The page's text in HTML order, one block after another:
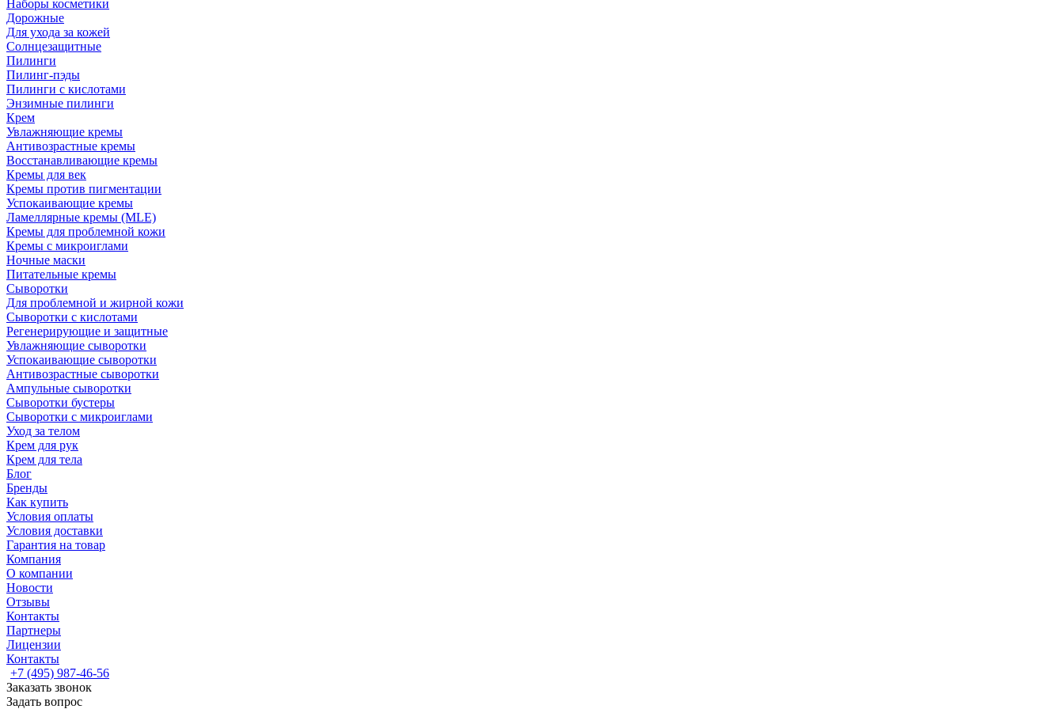
Наборы косметики
Дорожные
Для ухода за кожей
Солнцезащитные
Пилинги
Пилинг-пэды
Пилинги с кислотами
Энзимные пилинги
Крем
Увлажняющие кремы
Антивозрастные кремы
Восстанавливающие кремы
Кремы для век
Кремы против пигментации
Успокаивающие кремы
Ламеллярные кремы (MLE)
Кремы для проблемной кожи
Кремы с микроиглами
Ночные маски
Питательные кремы
Сыворотки
Для проблемной и жирной кожи
Сыворотки с кислотами
Регенерирующие и защитные
Увлажняющие сыворотки
Успокаивающие сыворотки
Антивозрастные сыворотки
Ампульные сыворотки
Сыворотки бустеры
Сыворотки с микроиглами
Уход за телом
Крем для рук
Крем для тела
Блог
Бренды
Как купить
Условия оплаты
Условия доставки
Гарантия на товар
Компания
О компании
Новости
Отзывы
Контакты
Партнеры
Лицензии
Контакты
+7 (495) 987-46-56
Заказать звонок
Задать вопрос